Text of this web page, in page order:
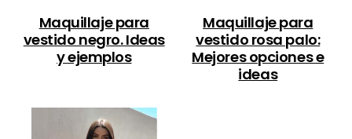
Maquillaje para
vestido negro. Ideas
y ejemplos
Maquillaje para
vestido rosa palo:
Mejores opciones e
ideas